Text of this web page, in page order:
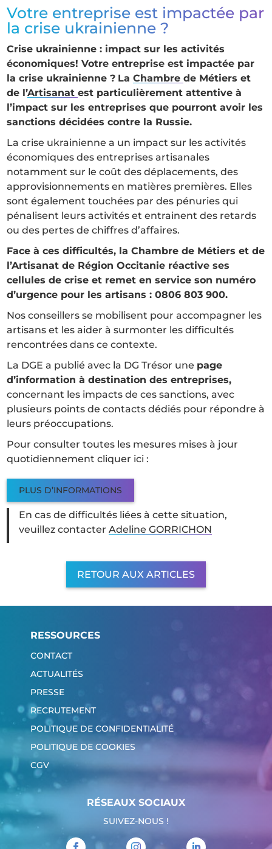
Votre entreprise est impactée par
la crise ukrainienne ?
Crise ukrainienne : impact sur les activités
économiques! Votre entreprise est impactée par
la crise ukrainienne ? LaChambrede Métiers et
de l’Artisanatest particulièrement attentive à
l’impact sur les entreprises que pourront avoir les
sanctions décidées contre la Russie.
La crise ukrainienne a un impact sur les activités
économiques des entreprises artisanales
notamment sur le coût des déplacements, des
approvisionnements en matières premières. Elles
sont également touchées par des pénuries qui
pénalisent leurs activités et entrainent des retards
ou des pertes de chiffres d’affaires.
Face à ces difficultés, la Chambre de Métiers et de
l’Artisanat de Région Occitanie réactive ses
cellules de crise et remet en service son numéro
d’urgence pour les artisans : 0806 803 900.
Nos conseillers se mobilisent pour accompagner les
artisans et les aider à surmonter les difficultés
rencontrées dans ce contexte.
La DGE a publié avec la DG Trésor une page
d’information à destination des entreprises,
concernant les impacts de ces sanctions, avec
plusieurs points de contacts dédiés pour répondre à
leurs préoccupations.
Pour consulter toutes les mesures mises à jour
quotidiennement cliquer ici :
PLUS D’INFORMATIONS
En cas de difficultés liées à cette situation,
veuillez contacterAdeline GORRICHON
RETOUR AUX ARTICLES
RESSOURCES
CONTACT
ACTUALITÉS
PRESSE
RECRUTEMENT
POLITIQUE DE CONFIDENTIALITÉ
POLITIQUE DE COOKIES
CGV
RÉSEAUX SOCIAUX
SUIVEZ-NOUS !